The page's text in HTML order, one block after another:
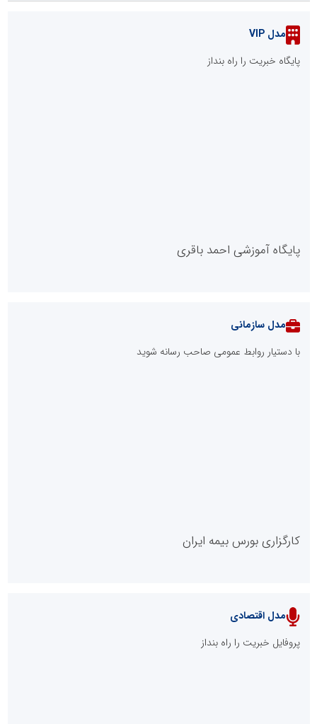
مدل VIP
پایگاه خبریت را راه بنداز
پایگاه آموزشی احمد باقری
پایگاه خبری نهضت ملی مسکن
مدل سازمانی
با دستیار روابط عمومی صاحب رسانه شوید
کارگزاری بورس بیمه ایران
مدل اقتصادی
پروفایل خبریت را راه بنداز